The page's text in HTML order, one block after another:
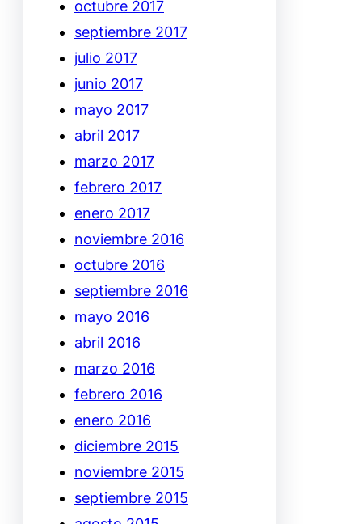
octubre 2017
septiembre 2017
julio 2017
junio 2017
mayo 2017
abril 2017
marzo 2017
febrero 2017
enero 2017
noviembre 2016
octubre 2016
septiembre 2016
mayo 2016
abril 2016
marzo 2016
febrero 2016
enero 2016
diciembre 2015
noviembre 2015
septiembre 2015